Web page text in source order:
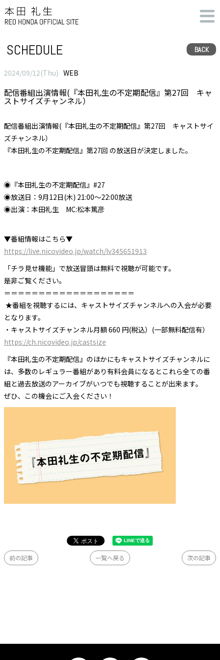
SCHEDULE BACK
2024/09/12(Thu) WEB
配信番組出演情報(『本田礼生の不定期配信』第27回 キャ
ストサイズチャンネル）
配信番組出演情報(『本田礼生の不定期配信』第27回 キャストサイ
ズチャンネル）
『本田礼生の不定期配信』第27回 の放送日が決定しました。
◉『本田礼生の不定期配信』#27
◉放送日：9月12日(木) 21:00～22:00放送
◉出演：本田礼生 MC:松本篤彦
▼番組情報はこちら▼
https://live.nicovideo.jp/watch/lv345651913
「チラ見せ機能」で放送冒頭は無料で視聴が可能です。
是非ご覧ください。
＝＝＝＝＝＝＝＝＝＝＝＝＝＝＝＝＝＝＝
★番組を視聴するには、キャストサイズチャンネルへの入会が必要
となります。
・キャストサイズチャンネル月額 660 円(税込）(一部無料配信有）
https://ch.nicovideo.jp/castsize
『本田礼生の不定期配信』のほかにもキャストサイズチャンネルに
は、多数のレギュラー番組があり有料会員になるとこれら全ての番
組と過去放送のアーカイブがいつでも視聴することが出来ます。
ぜひ、この機会にご入会ください！
次の記事
一覧へ戻る
前の記事